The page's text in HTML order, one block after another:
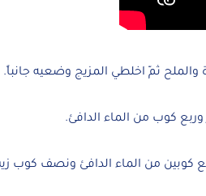
ثمّ اخلطي المزيج وضعيه جانباً.
كوب من الماء الدافئ.
كوبين من الماء الدافئ ونصف كوب